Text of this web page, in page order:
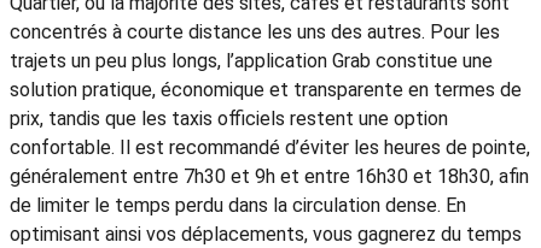
oublier les expériences culinaires emblématiques telles que
le phở, le bún chả ou le café aux œufs. Ce format court mais
intense permet de trouver un bon équilibre entre patrimoine,
street food et immersion locale, sans avoir l’impression de
courir constamment. Les 48h à Hanoi offrent ainsi une vision
concentrée mais authentique de la ville, idéale avant de
poursuivre vers d’autres destinations du Vietnam.
Jules 5.0 Excellent